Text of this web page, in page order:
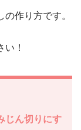
作り方です。
！
じん切りにす